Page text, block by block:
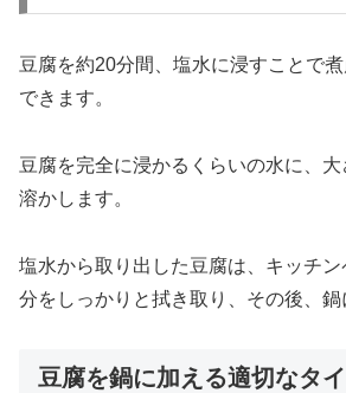
豆腐を約20分間、塩水に浸すことで
できます。
豆腐を完全に浸かるくらいの水に、
溶かします。
塩水から取り出した豆腐は、キッチ
分をしっかりと拭き取り、その後、鍋
豆腐を鍋に加える適切なタ